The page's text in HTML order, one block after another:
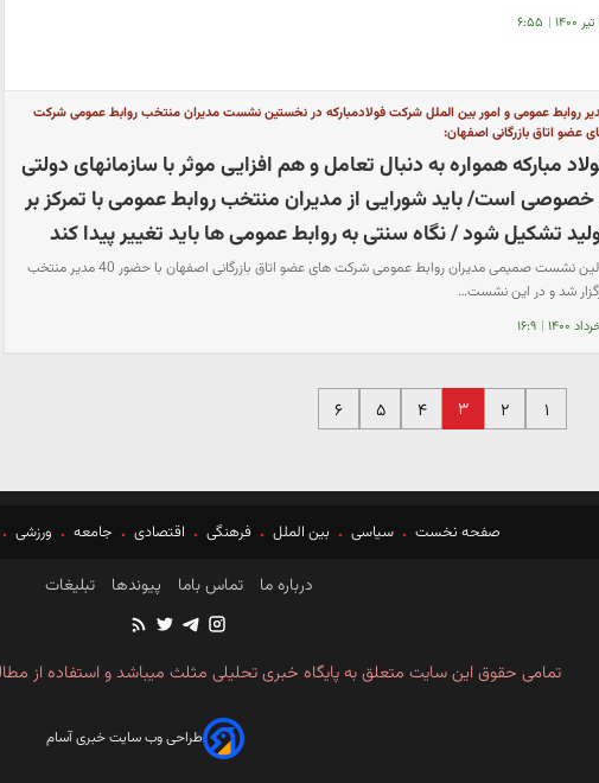
| ۶:۵۵
روابط عمومی و امور بین الملل شرکت فولادمبارکه در نخستین نشست مدیران منتخب روابط عمومی شرکت
عضو اتاق بازرگانی اصفهان:
مبارکه همواره به دنبال تعامل و هم افزایی موثر با سازمانهای دولتی
خصوصی است/ باید شورایی از مدیران منتخب روابط عمومی با تمرکز بر
تشکیل شود / نگاه سنتی به روابط عمومی ها باید تغییر پیدا کند
اولین نشست صمیمی مدیران روابط عمومی شرکت های عضو اتاق بازرگانی اصفهان با حضور 40 مدیر منتخب
شد و در این نشست…
| ۱۶:۹
۱ ۲ ۳ ۴ ۵ ۶
صفحه نخست سیاسی بین الملل فرهنگی اقتصادی جامعه ورزشی
درباره ما تماس باما پیوندها تبلیغات
تمامی حقوق این سایت متعلق به پایگاه خبری تحلیلی مثلث میباشد و استفاده از
طراحی وب سایت خبری آسام